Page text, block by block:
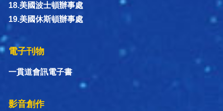
18.美國波士頓辦事處
19.美國休斯頓辦事處
電子刊物
一貫道會訊電子書
影音創作